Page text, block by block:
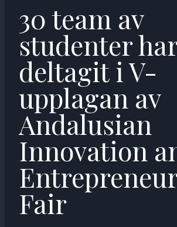
30 team av
studenter
deltagit i V-
upplagan av
Andalusian
Innovation
Fair